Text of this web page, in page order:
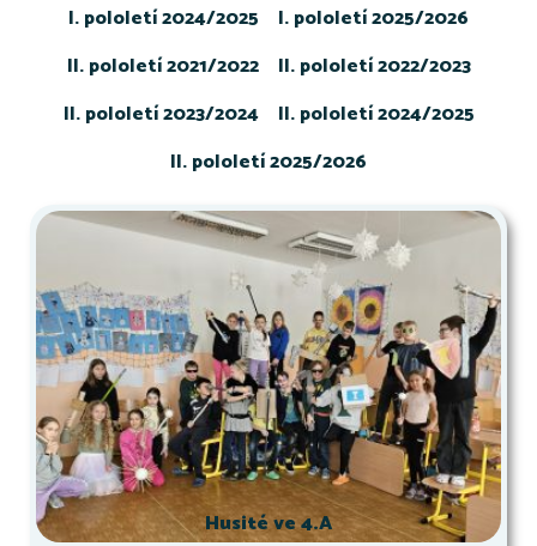
I. pololetí 2024/2025
I. pololetí 2025/2026
II. pololetí 2021/2022
II. pololetí 2022/2023
II. pololetí 2023/2024
II. pololetí 2024/2025
II. pololetí 2025/2026
Husité ve 4.A